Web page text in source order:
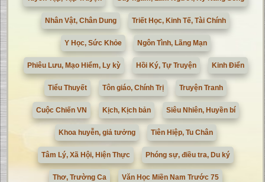
Nhân Vật, Chân Dung Triết Học, Kinh Tế, Tài Chính
Y Học, Sức Khỏe Ngôn Tình, Lãng Mạn
Phiêu Lưu, Mạo Hiểm, Ly kỳ Hồi Ký, Tự Truyện Kinh Điển
Tiểu Thuyết Tôn giáo, Chính Trị Truyện Tranh
Cuộc Chiến VN Kịch, Kịch bản Siêu Nhiên, Huyền bí
Khoa huyễn, giả tưởng Tiên Hiệp, Tu Chân
Tâm Lý, Xã Hội, Hiện Thực Phóng sự, điều tra, Du ký
Thơ, Trường Ca Văn Học Miền Nam Trước 75